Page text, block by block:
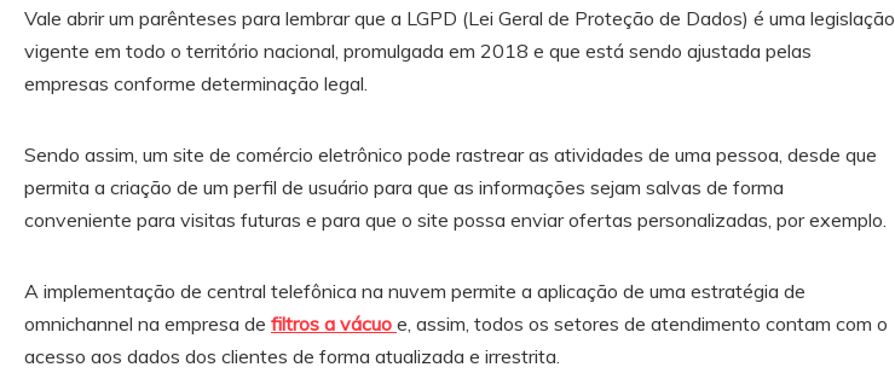
Vale abrir um parênteses para lembrar que a LGPD (Lei Geral de Proteção de Dados) é uma legislação
vigente em todo o território nacional, promulgada em 2018 e que está sendo ajustada pelas
empresas conforme determinação legal.
Sendo assim, um site de comércio eletrônico pode rastrear as atividades de uma pessoa, desde que
permita a criação de um perfil de usuário para que as informações sejam salvas de forma
conveniente para visitas futuras e para que o site possa enviar ofertas personalizadas, por exemplo.
A implementação de central telefônica na nuvem permite a aplicação de uma estratégia de
omnichannel na empresa de filtros a vácuo e, assim, todos os setores de atendimento contam com o
acesso aos dados dos clientes de forma atualizada e irrestrita.